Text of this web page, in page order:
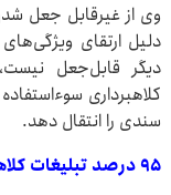
وی از غیرقابل جعل
دلیل ارتقای
دیگر قابل‌جعل
کلاهبرداری
سندی را انتقال دهد.
۹۵ درصد تبلیغات کلاهبرداری است